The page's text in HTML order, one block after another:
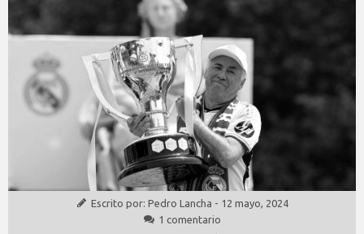
Escrito por: Pedro Lancha - 12 mayo, 2024
1 comentario